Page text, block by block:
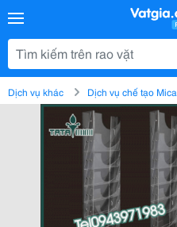
Dịch vụ khác Dịch vụ chế tạo Mica